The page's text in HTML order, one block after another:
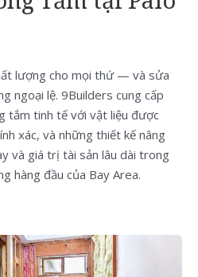
lượng cho mọi thứ — và sửa
ngoại lệ. 9Builders cung cấp
tắm tinh tế với vật liệu được
xác, và những thiết kế nâng
và giá trị tài sản lâu dài trong
hàng đầu của Bay Area.